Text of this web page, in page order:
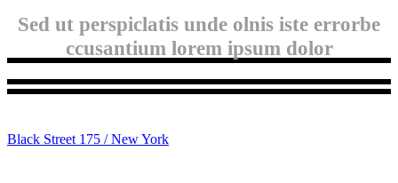
Sed ut perspiclatis unde olnis iste errorbe
ccusantium lorem ipsum dolor
Black Street 175 / New York